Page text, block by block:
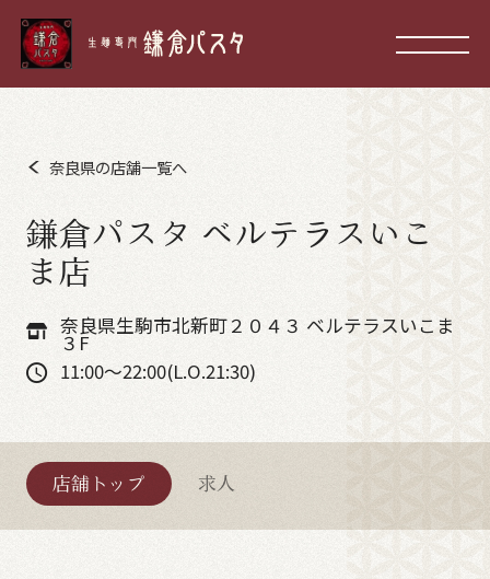
奈良県の店舗一覧へ
鎌倉パスタ ベルテラスいこ
ま店
奈良県生駒市北新町２０４３ ベルテラスいこま
３F
11:00～22:00(L.O.21:30)
店舗トップ 求人